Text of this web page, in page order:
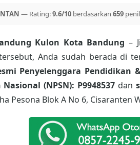
— Rating:9.6/10 berdasarkan 659
Kulon Kota Bandung –
Anda sudah berada di
Penyelenggara
(NPSN): P9948537 dan
Pesona Blok A No 6, Cisaranten